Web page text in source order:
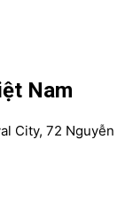
Nam
City, 72 Nguyễn